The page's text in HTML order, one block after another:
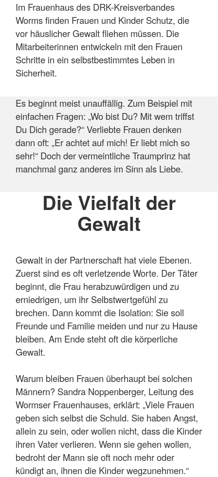
Im Frauenhaus des DRK-Kreisverbandes
Worms finden Frauen und Kinder Schutz, die
vor häuslicher Gewalt fliehen müssen. Die
Mitarbeiterinnen entwickeln mit den Frauen
Schritte in ein selbstbestimmtes Leben in
Sicherheit.
Es beginnt meist unauffällig. Zum Beispiel mit
einfachen Fragen: „Wo bist Du? Mit wem triffst
Du Dich gerade?“ Verliebte Frauen denken
dann oft: „Er achtet auf mich! Er liebt mich so
sehr!“ Doch der vermeintliche Traumprinz hat
manchmal ganz anderes im Sinn als Liebe.
Die Vielfalt der
Gewalt
Gewalt in der Partnerschaft hat viele Ebenen.
Zuerst sind es oft verletzende Worte. Der Täter
beginnt, die Frau herabzuwürdigen und zu
erniedrigen, um ihr Selbstwertgefühl zu
brechen. Dann kommt die Isolation: Sie soll
Freunde und Familie meiden und nur zu Hause
bleiben. Am Ende steht oft die körperliche
Gewalt.
Warum bleiben Frauen überhaupt bei solchen
Männern? Sandra Noppenberger, Leitung des
Wormser Frauenhauses, erklärt: „Viele Frauen
geben sich selbst die Schuld. Sie haben Angst,
allein zu sein, oder wollen nicht, dass die Kinder
ihren Vater verlieren. Wenn sie gehen wollen,
bedroht der Mann sie oft noch mehr oder
kündigt an, ihnen die Kinder wegzunehmen.“